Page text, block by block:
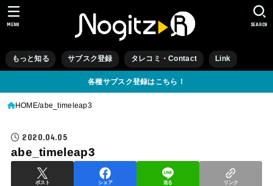
もっと知る サブスク登録 タレコミ・Contact Link
SEARCH
MENU
各種サブスク登録はこちら！
HOME abe_timeleap3
2020.04.05
abe_timeleap3
ポスト シェア 送る リンク